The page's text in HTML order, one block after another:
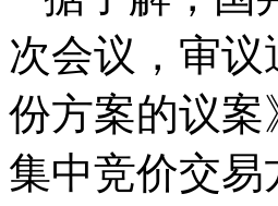
次会议，审
份方案的议
集中竞价交